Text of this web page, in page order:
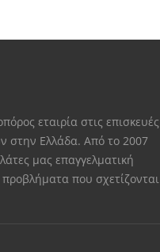
εταιρία στις επισκευές
στην Ελλάδα. Από το 2007
μας επαγγελματική
που σχετίζονται